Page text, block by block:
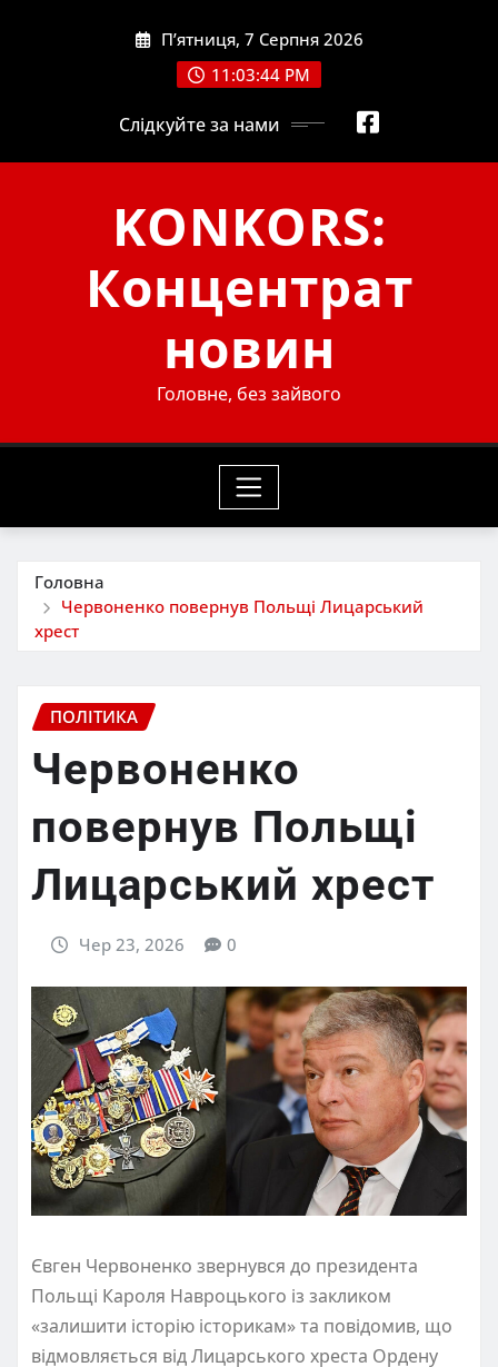
П’ятниця, 7 Серпня 2026
11:03:46 PM
Слідкуйте за нами
KONKORS:
Концентрат
новин
Головне, без зайвого
Головна
Червоненко повернув Польщі Лицарський
хрест
ПОЛІТИКА
Червоненко
повернув Польщі
Лицарський хрест
Чер 23, 2026 0
Євген Червоненко звернувся до президента
Польщі Кароля Навроцького із закликом
«залишити історію історикам» та повідомив, що
відмовляється від Лицарського хреста Ордену